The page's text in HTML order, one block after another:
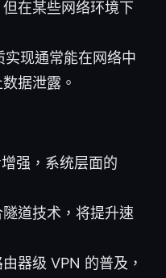
在某些网络环境下
现通常能在网络中
据泄露。
强，系统层面的
道技术，将提升速
器级 VPN 的普及，